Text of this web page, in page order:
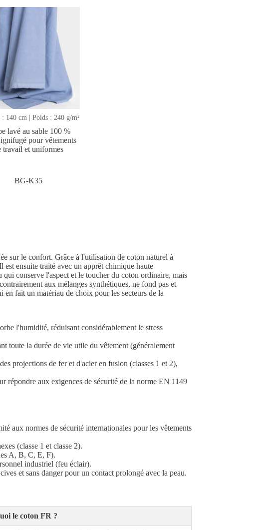
140 cm | Poids : 240 g/m²
lavé au sable 100 %
pour vêtements
travail et uniformes
BG-K35
sur le confort. Grâce à l'utilisation de coton naturel à
ensuite traité avec un apprêt chimique haute
conserve l'aspect et le toucher du coton ordinaire, mais
aux mélanges synthétiques, ne fond pas et
fait un matériau de choix pour les secteurs de la
l'humidité, réduisant considérablement le stress
toute la durée de vie utile du vêtement (généralement
projections de fer et d'acier en fusion (classes 1 et 2),
répondre aux exigences de sécurité de la norme EN 1149
aux normes de sécurité internationales pour les vêtements
(classe 1 et classe 2).
A, B, C, E, F).
industriel (feu éclair).
et sans danger pour un contact prolongé avec la peau.
le coton FR ?